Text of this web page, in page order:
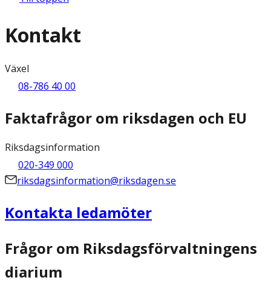
Kontakt
Växel
08-786 40 00
Faktafrågor om riksdagen och EU
Riksdagsinformation
020-349 000
riksdagsinformation@riksdagen.se
Kontakta ledamöter
Frågor om Riksdagsförvaltningens
diarium